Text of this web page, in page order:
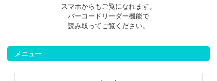
スマホからもご覧になれます。
バーコードリーダー機能で
読み取ってご覧ください。
メニュー